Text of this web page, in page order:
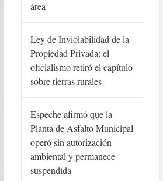
área
Ley de Inviolabilidad de la
Propiedad Privada: el
oficialismo retiró el capítulo
sobre tierras rurales
Espeche afirmó que la
Planta de Asfalto Municipal
operó sin autorización
ambiental y permanece
suspendida